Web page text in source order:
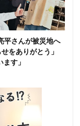
平さんが被災地へ
をありがとう」
す」